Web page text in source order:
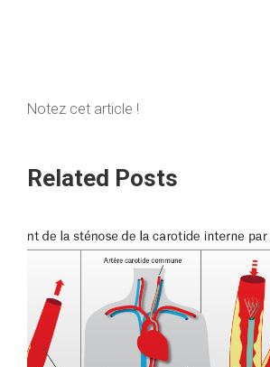
Notez cet article !
Related Posts